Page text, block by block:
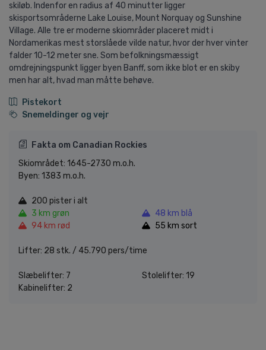
skiløb. Indenfor en radius af 40 minutter ligger
skisportsområderne Lake Louise, Mount Norquay og Sunshine
Village. Alle tre er moderne skiområder placeret midt i
Nordamerikas mest storslåede vilde natur, hvor der hver vinter
falder 10-12 meter sne. Som befolkningsmæssigt
omdrejningspunkt ligger byen Banff, som ikke blot er en skiby
men har alt, hvad man måtte behøve.
Pistekort
Snemeldinger og vejr
Fakta om Canadian Rockies
Skiområdet: 1645-2730 m.o.h.
Byen: 1383 m.o.h.
200 pister i alt
3 km grøn
48 km blå
94 km rød
55 km sort
Lifter: 28 stk. / 45.790 pers/time
Slæbelifter: 7
Stolelifter: 19
Kabinelifter: 2